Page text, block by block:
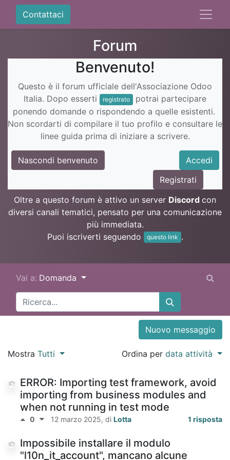
Contattaci
Forum
Benvenuto!
Questo è il forum ufficiale dell'Associazione Odoo
Italia. Dopo esserti
registrato
potrai partecipare
ponendo domande o rispondendo a quelle esistenti.
Non scordarti di compilare il tuo profilo e consultare le
linee guida prima di iniziare a scrivere.
Nascondi benvenuto
Accedi
Registrati
Oltre a questo forum è attivo un server Discord con
diversi canali tematici, pensato per una comunicazione
più immediata.
Puoi iscriverti seguendo
questo link .
Vai a: Domanda
Nuovo messaggio
Mostra Tutti Ordina perdata attività
ERROR: Importing test framework, avoid
importing from business modules and
when not running in test mode
0 12 marzo 2025, di Lotta 1 risposta
Impossibile installare il modulo
"l10n_it_account", mancano alcune